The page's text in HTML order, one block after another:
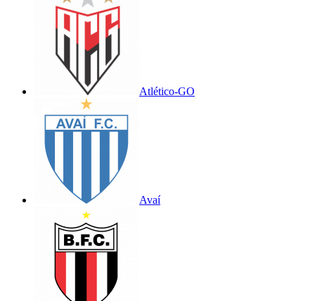
Atlético-GO
Avaí